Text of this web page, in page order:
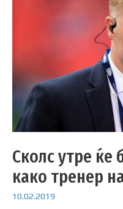
Сколс утре ќе
како тренер
10.02.2019